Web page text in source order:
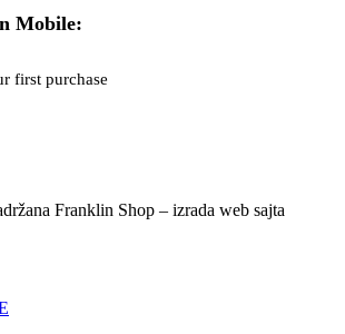
Mobile:
first purchase
Franklin Shop – izrada web sajta